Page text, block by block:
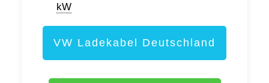
kW
VW Ladekabel Deutschland